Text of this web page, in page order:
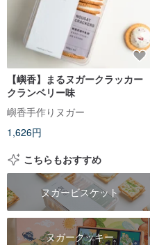
【嶼香】まるヌガークラッカー
クランベリー味
嶼香手作りヌガー
1,626円
こちらもおすすめ
ヌガービスケット
ヌガークッキー